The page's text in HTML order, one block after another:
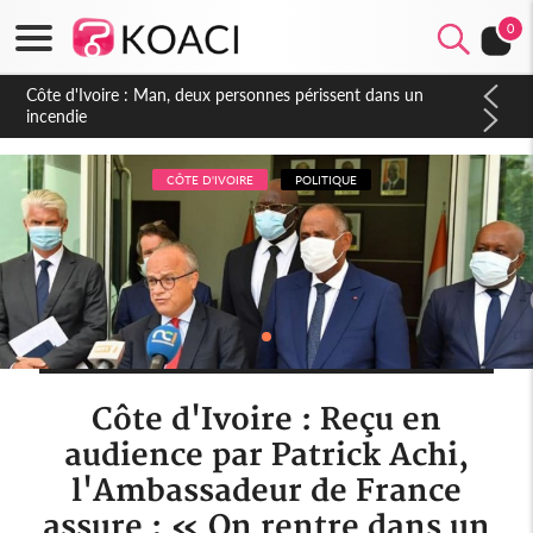
0
Côte d'Ivoire : Séileu, la célébration de la fête nationale
transformée en vaste campagne contre les produits
dépigmentants dangereux
CÔTE D'IVOIRE POLITIQUE
Côte d'Ivoire : Reçu en
audience par Patrick Achi,
l'Ambassadeur de France